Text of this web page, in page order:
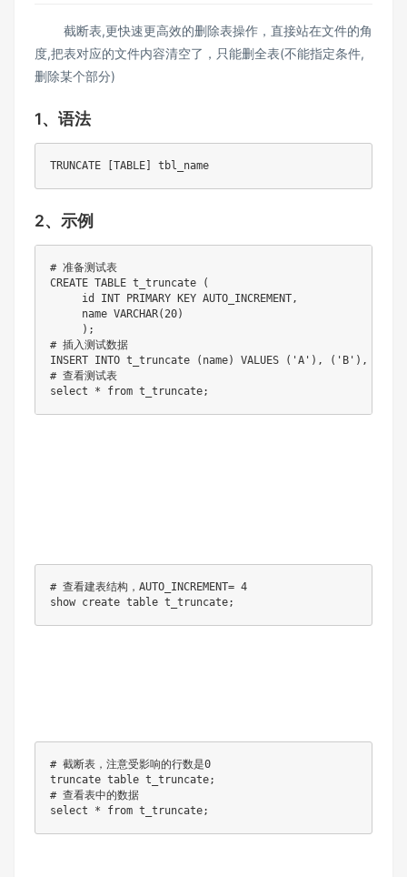
截断表,更快速更高效的删除表操作，直接站在文件的角
度,把表对应的文件内容清空了，只能删全表(不能指定条件,
删除某个部分)
1、语法
TRUNCATE [TABLE] tbl_name
2、示例
# 准备测试表
CREATE TABLE t_truncate (
     id INT PRIMARY KEY AUTO_INCREMENT,
     name VARCHAR(20)
     );
# 插⼊测试数据
INSERT INTO t_truncate (name) VALUES ('A'), ('B'),
# 查看测试表
select * from t_truncate;
# 查看建表结构，AUTO_INCREMENT= 4
show create table t_truncate;
# 截断表，注意受影响的⾏数是0
truncate table t_truncate;
# 查看表中的数据